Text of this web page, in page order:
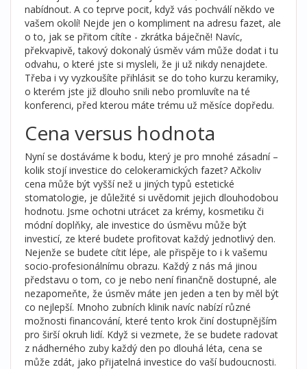
nabídnout. A co teprve pocit, když vás pochválí někdo ve
vašem okolí! Nejde jen o kompliment na adresu fazet, ale
o to, jak se přitom cítíte - zkrátka báječně! Navíc,
překvapivě, takový dokonalý úsměv vám může dodat i tu
odvahu, o které jste si mysleli, že ji už nikdy nenajdete.
Třeba i vy vyzkoušíte přihlásit se do toho kurzu keramiky,
o kterém jste již dlouho snili nebo promluvíte na té
konferenci, před kterou máte trému už měsíce dopředu.
Cena versus hodnota
Nyní se dostáváme k bodu, který je pro mnohé zásadní –
kolik stojí investice do celokeramických fazet? Ačkoliv
cena může být vyšší než u jiných typů estetické
stomatologie, je důležité si uvědomit jejich dlouhodobou
hodnotu. Jsme ochotni utrácet za krémy, kosmetiku či
módní doplňky, ale investice do úsměvu může být
investicí, ze které budete profitovat každý jednotlivý den.
Nejenže se budete cítit lépe, ale přispěje to i k vašemu
socio-profesionálnímu obrazu. Každý z nás má jinou
představu o tom, co je nebo není finančně dostupné, ale
nezapomeňte, že úsměv máte jen jeden a ten by měl být
co nejlepší. Mnoho zubních klinik navíc nabízí různé
možnosti financování, které tento krok činí dostupnějším
pro širší okruh lidí. Když si vezmete, že se budete radovat
z nádherného zuby každý den po dlouhá léta, cena se
může zdát, jako přijatelná investice do vaší budoucnosti.